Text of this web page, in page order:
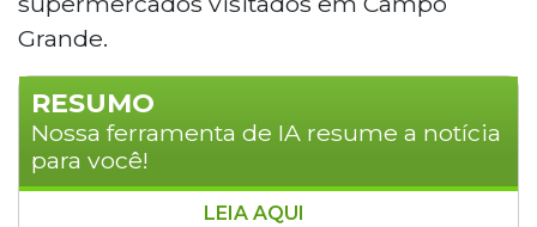
Grande.
RESUMO
Nossa ferramenta de IA resume a notícia
para você!
LEIA AQUI